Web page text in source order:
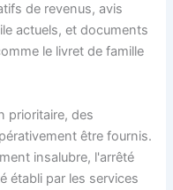
de revenus, avis
actuels, et documents
le livret de famille
prioritaire, des
être fournis.
insalubre, l'arrêté
établi par les services